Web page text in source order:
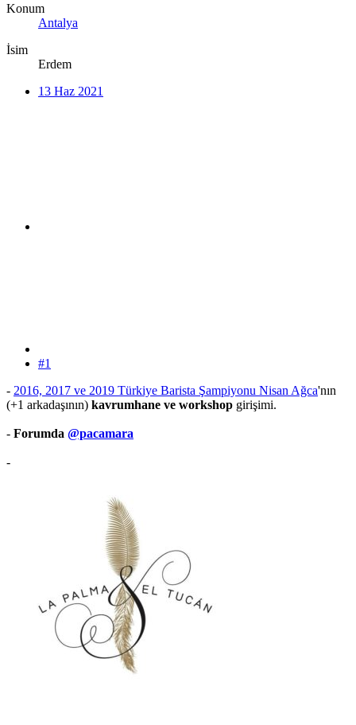
Konum
Antalya
İsim
Erdem
13 Haz 2021
#1
- 2016, 2017 ve 2019 Türkiye Barista Şampiyonu Nisan Ağca'nın
(+1 arkadaşının) kavrumhane ve workshop girişimi.
- Forumda @pacamara
-